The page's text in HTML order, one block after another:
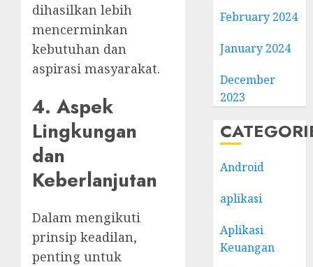
dihasilkan lebih
mencerminkan
kebutuhan dan
aspirasi masyarakat.
4. Aspek
Lingkungan
dan
Keberlanjutan
Dalam mengikuti
prinsip keadilan,
penting untuk
February 2024
January 2024
December
2023
Android
aplikasi
Aplikasi
Keuangan